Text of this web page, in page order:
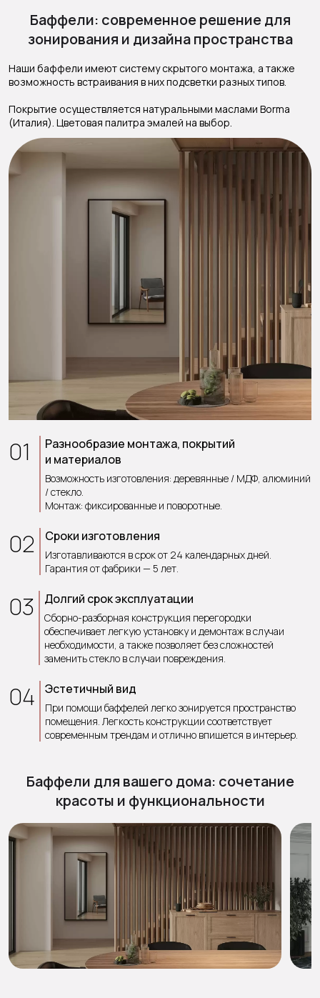
Баффели: современное решение для
зонирования и дизайна пространства
01
Разнообразие монтажа, покрытий
и материалов
Возможность изготовления: деревянные / МДФ, алюминий
/ стекло.
Монтаж: фиксированные и поворотные.
02 Сроки изготовления
Изготавливаются в срок от 24 календарных дней.
Гарантия от фабрики — 5 лет.
03 Долгий срок эксплуатации
Сборно-разборная конструкция перегородки
обеспечивает легкую установку и демонтаж в случаи
необходимости, а также позволяет без сложностей
заменить стекло в случаи повреждения.
04 Эстетичный вид
При помощи баффелей легко зонируется пространство
помещения. Легкость конструкции соответствует
современным трендам и отлично впишется в интерьер.
Наши баффели имеют систему скрытого монтажа, а также
возможность встраивания в них подсветки разных типов.
Покрытие осуществляется натуральными маслами Borma
(Италия). Цветовая палитра эмалей на выбор.
Баффели для вашего дома: сочетание
красоты и функциональности